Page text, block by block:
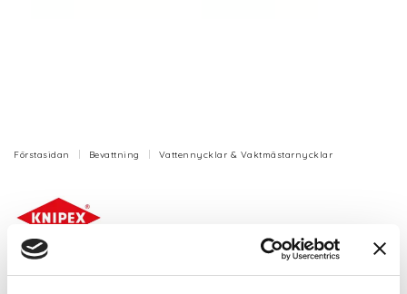
Förstasidan Bevattning Vattennycklar & Vaktmästarnycklar